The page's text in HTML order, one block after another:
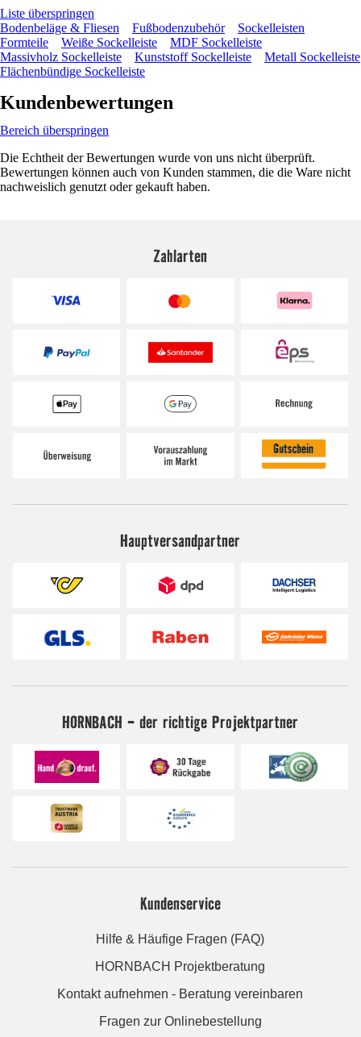
Liste überspringen
Bodenbeläge & Fliesen
Fußbodenzubehör
Sockelleisten
Formteile
Weiße Sockelleiste
MDF Sockelleiste
Massivholz Sockelleiste
Kunststoff Sockelleiste
Metall Sockelleiste
Flächenbündige Sockelleiste
Kundenbewertungen
Bereich überspringen
Die Echtheit der Bewertungen wurde von uns nicht überprüft.
Bewertungen können auch von Kunden stammen, die die Ware nicht
nachweislich genutzt oder gekauft haben.
Zahlarten
Hauptversandpartner
HORNBACH - der richtige Projektpartner
Kundenservice
Hilfe & Häufige Fragen (FAQ)
HORNBACH Projektberatung
Kontakt aufnehmen - Beratung vereinbaren
Fragen zur Onlinebestellung